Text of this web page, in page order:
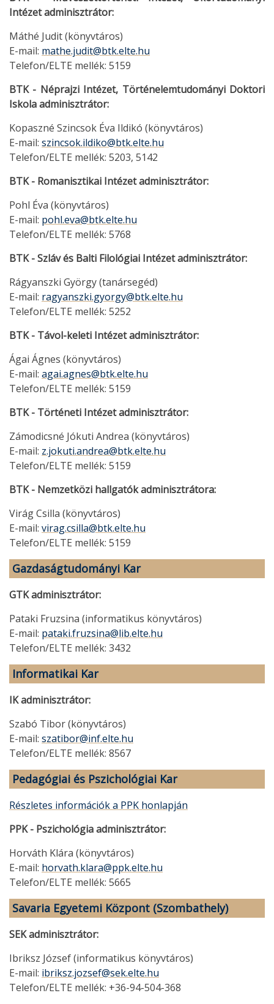
Intézet adminisztrátor:
Máthé Judit (könyvtáros)
E-mail: mathe.judit@btk.elte.hu
Telefon/ELTE mellék: 5159
BTK - Néprajzi Intézet, Történelemtudományi Doktori
Iskola adminisztrátor:
Kopaszné Szincsok Éva Ildikó (könyvtáros)
E-mail: szincsok.ildiko@btk.elte.hu
Telefon/ELTE mellék: 5203, 5142
BTK - Romanisztikai Intézet adminisztrátor:
Pohl Éva (könyvtáros)
E-mail: pohl.eva@btk.elte.hu
Telefon/ELTE mellék: 5768
BTK - Szláv és Balti Filológiai Intézet adminisztrátor:
Rágyanszki György (tanársegéd)
E-mail: ragyanszki.gyorgy@btk.elte.hu
Telefon/ELTE mellék: 5252
BTK - Távol-keleti Intézet adminisztrátor:
Ágai Ágnes (könyvtáros)
E-mail: agai.agnes@btk.elte.hu
Telefon/ELTE mellék: 5159
BTK - Történeti Intézet adminisztrátor:
Zámodicsné Jókuti Andrea (könyvtáros)
E-mail: z.jokuti.andrea@btk.elte.hu
Telefon/ELTE mellék: 5159
BTK - Nemzetközi hallgatók adminisztrátora:
Virág Csilla (könyvtáros)
E-mail: virag.csilla@btk.elte.hu
Telefon/ELTE mellék: 5159
Gazdaságtudományi Kar
GTK adminisztrátor:
Pataki Fruzsina (informatikus könyvtáros)
E-mail: pataki.fruzsina@lib.elte.hu
Telefon/ELTE mellék: 3432
Informatikai Kar
IK adminisztrátor:
Szabó Tibor (könyvtáros)
E-mail: szatibor@inf.elte.hu
Telefon/ELTE mellék: 8567
Pedagógiai és Pszichológiai Kar
Részletes információk a PPK honlapján
PPK - Pszichológia adminisztrátor:
Horváth Klára (könyvtáros)
E-mail: horvath.klara@ppk.elte.hu
Telefon/ELTE mellék: 5665
Savaria Egyetemi Központ (Szombathely)
SEK adminisztrátor:
Ibriksz József (informatikus könyvtáros)
E-mail: ibriksz.jozsef@sek.elte.hu
Telefon/ELTE mellék: +36-94-504-368